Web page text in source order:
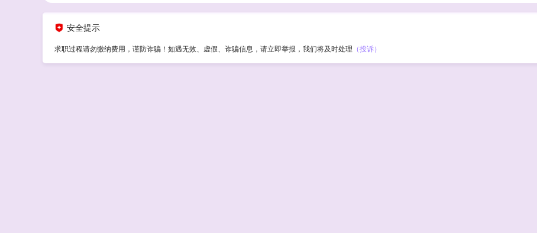
安全提示
求职过程请勿缴纳费用，谨防诈骗！如遇无效、虚假、诈骗信息，请立即举报，我们将及时处理 （投诉）